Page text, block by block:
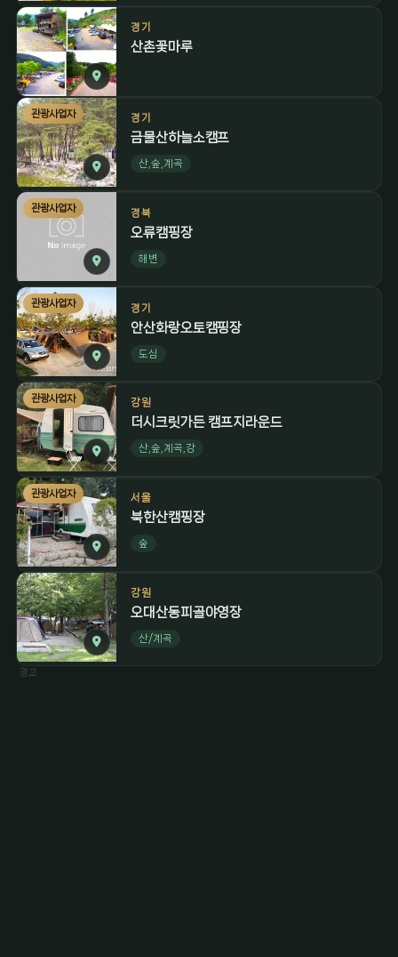
경기
산촌꽃마루
관광사업자 경기
금물산하늘소캠프
산,숲,계곡
관광사업자 경북
오류캠핑장
해변
관광사업자 경기
안산화랑오토캠핑장
도심
관광사업자 강원
더시크릿가든 캠프지라운드
산,숲,계곡,강
관광사업자 서울
북한산캠핑장
숲
강원
오대산동피골야영장
산/계곡
광고